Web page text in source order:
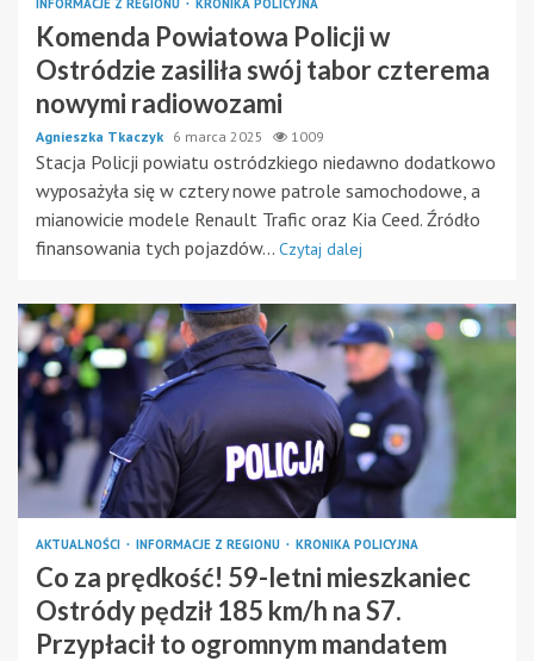
INFORMACJE Z REGIONU KRONIKA POLICYJNA
Komenda Powiatowa Policji w
Ostródzie zasiliła swój tabor czterema
nowymi radiowozami
Agnieszka Tkaczyk 6 marca 2025 1009
Stacja Policji powiatu ostródzkiego niedawno dodatkowo
wyposażyła się w cztery nowe patrole samochodowe, a
mianowicie modele Renault Trafic oraz Kia Ceed. Źródło
finansowania tych pojazdów... Czytaj dalej
AKTUALNOŚCI INFORMACJE Z REGIONU KRONIKA POLICYJNA
Co za prędkość! 59-letni mieszkaniec
Ostródy pędził 185 km/h na S7.
Przypłacił to ogromnym mandatem